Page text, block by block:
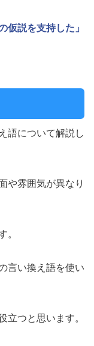
仮説を支持した」
語について解説し
や雰囲気が異なり
。
言い換え語を使い
立つと思います。